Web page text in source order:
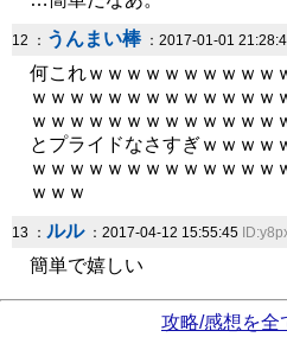
12 ： うんまい棒：2017-01-01
何これｗｗｗｗｗｗｗｗｗｗ
ｗｗｗｗｗｗｗｗｗｗｗｗｗ
ｗｗｗｗｗｗｗｗｗｗｗｗｗ
とプライドなさすぎｗｗｗｗ
ｗｗｗｗｗｗｗｗｗｗｗｗｗ
ｗｗｗ
13 ： ルル：2017-04-12 15:55:45
簡単で嬉しい
攻略/感想を全